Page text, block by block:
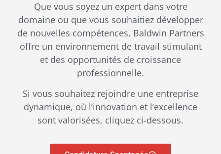
Que vous soyez un expert dans votre
domaine ou que vous souhaitiez développer
de nouvelles compétences, Baldwin Partners
offre un environnement de travail stimulant
et des opportunités de croissance
professionnelle.
Si vous souhaitez rejoindre une entreprise
dynamique, où l’innovation et l’excellence
sont valorisées, cliquez ci-dessous.